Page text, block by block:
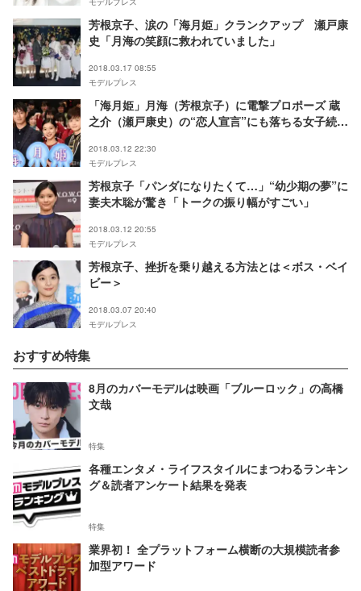
芳根京子、涙の「海月姫」クランクアップ 瀬戸康
史「月海の笑顔に救われていました」
2018.03.17 08:55
モデルプレス
「海月姫」月海（芳根京子）に電撃プロポーズ 蔵
之介（瀬戸康史）の“恋人宣言”にも落ちる女子続出
2018.03.12 22:30
モデルプレス
芳根京子「パンダになりたくて…」“幼少期の夢”に
妻夫木聡が驚き「トークの振り幅がすごい」
2018.03.12 20:55
モデルプレス
芳根京子、挫折を乗り越える方法とは＜ボス・ベイ
ビー＞
2018.03.07 20:40
モデルプレス
おすすめ特集
8月のカバーモデルは映画「ブルーロック」の高橋
文哉
特集
各種エンタメ・ライフスタイルにまつわるランキン
グ＆読者アンケート結果を発表
特集
業界初！ 全プラットフォーム横断の大規模読者参
加型アワード